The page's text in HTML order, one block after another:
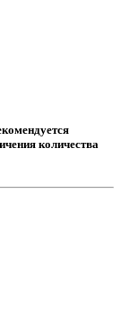
количества